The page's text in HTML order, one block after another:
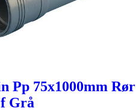
Pp 75x1000mm Rør
Grå